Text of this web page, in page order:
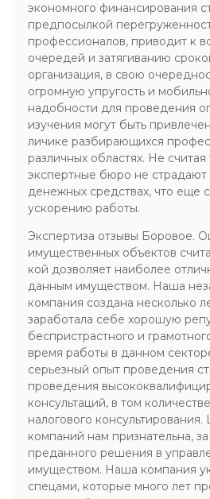
экономного финансирования
предпосылкой
профессионалов, приводит к
очередей и затягиванию
организация, в свою
огромную упругость и
надобности для проведения
изучения могут быть
личике разбирающихся
различных областях. Не
экспертные бюро не страдают
денежных средствах, что еще
ускорению работы.
Экспертиза отзывы Боровое.
имущественных объектов
кой дозволяет наиболее
данным имуществом. Наша
компания создана несколько
заработала себе хорошую
беспристрастного и
время работы в данном
серьезный опыт проведения
проведения
консультаций, в том
налогового консультирования.
компаний нам признательна,
преданного решения в
имуществом. Наша компания
спецами, которые много лет